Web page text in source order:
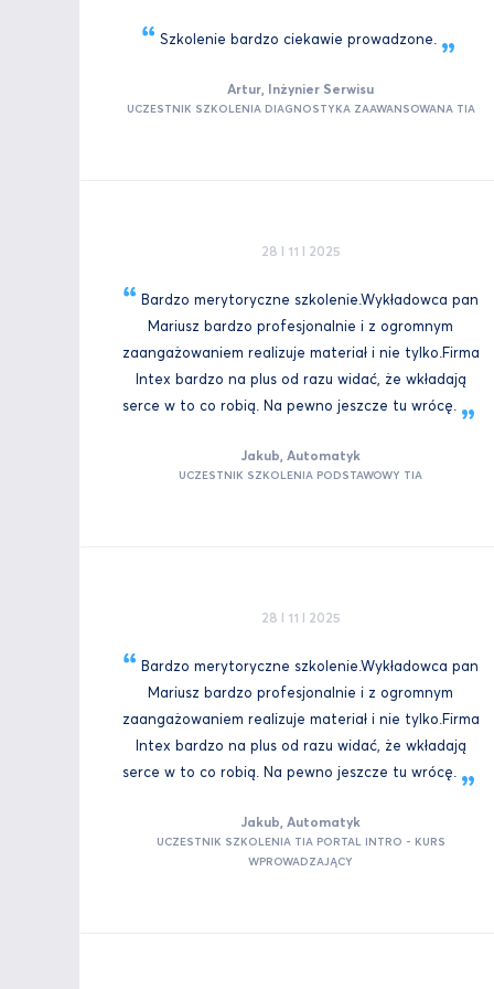
Szkolenie bardzo ciekawie prowadzone.
Artur, Inżynier Serwisu
UCZESTNIK SZKOLENIA DIAGNOSTYKA ZAAWANSOWANA TIA
28 I 11 I 2025
Bardzo merytoryczne szkolenie.Wykładowca pan
Mariusz bardzo profesjonalnie i z ogromnym
zaangażowaniem realizuje materiał i nie tylko.Firma
Intex bardzo na plus od razu widać, że wkładają
serce w to co robią. Na pewno jeszcze tu wrócę.
Jakub, Automatyk
UCZESTNIK SZKOLENIA PODSTAWOWY TIA
28 I 11 I 2025
Bardzo merytoryczne szkolenie.Wykładowca pan
Mariusz bardzo profesjonalnie i z ogromnym
zaangażowaniem realizuje materiał i nie tylko.Firma
Intex bardzo na plus od razu widać, że wkładają
serce w to co robią. Na pewno jeszcze tu wrócę.
Jakub, Automatyk
UCZESTNIK SZKOLENIA TIA PORTAL INTRO - KURS
WPROWADZAJĄCY